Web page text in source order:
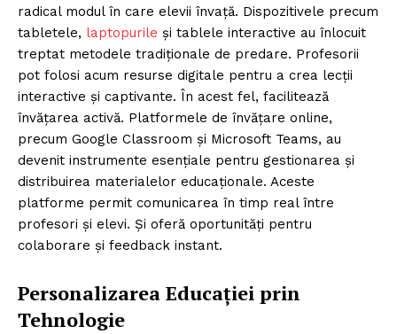
radical modul în care elevii învață. Dispozitivele precum
tabletele, laptopurile și tablele interactive au înlocuit
treptat metodele tradiționale de predare. Profesorii
pot folosi acum resurse digitale pentru a crea lecții
interactive și captivante. În acest fel, facilitează
învățarea activă. Platformele de învățare online,
precum Google Classroom și Microsoft Teams, au
devenit instrumente esențiale pentru gestionarea și
distribuirea materialelor educaționale. Aceste
platforme permit comunicarea în timp real între
profesori și elevi. Și oferă oportunități pentru
colaborare și feedback instant.
Personalizarea Educației prin
Tehnologie